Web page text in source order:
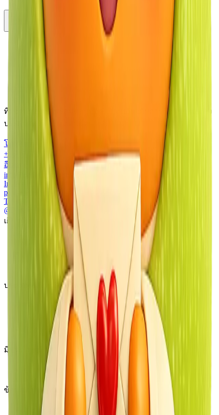
ทีมงานของเราพร้อมตอบทุกคำถามเกี่ยวกับการซื้อ เช่า และลง
ประกาศทรัพย์สินในภูเก็ต
โทรศัพท์
+66 80 640 1000
อีเมล
info@papayaproperty.com
Instagram
papaya.property
Telegram
@PapayaProperty
เกี่ยวกับเรา
ข้อได้เปรียบของเรา
โปรแกรมพันธมิตร
ประเภทอสังหาริมทรัพย์
อสังหาริมทรัพย์ทั้งหมด
มีประโยชน์
คำถามที่พบบ่อย
ข้อมูลทางกฎหมาย
เกี่ยวกับเรา